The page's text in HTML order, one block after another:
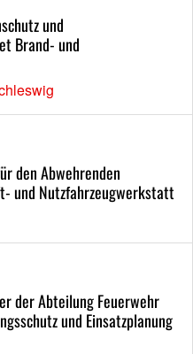
und
Brand- und
den Abwehrenden
und Nutzfahrzeugwerkstatt
der Abteilung Feuerwehr
und Einsatzplanung